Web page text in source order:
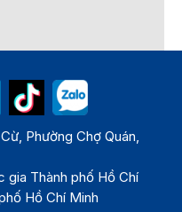
Phường Chợ Quán,
gia Thành phố Hồ Chí
Hồ Chí Minh